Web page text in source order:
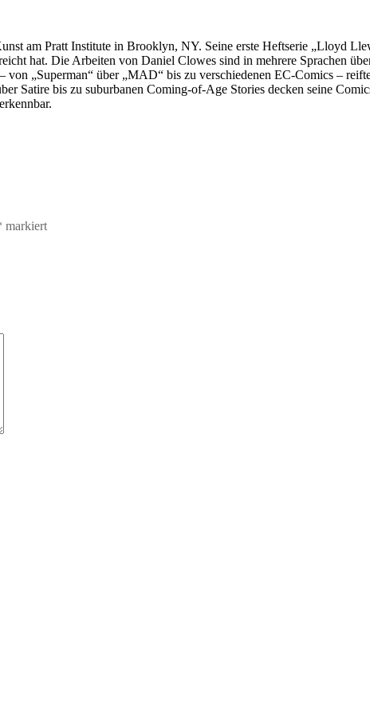
am Pratt Institute in Brooklyn, NY. Seine erste Heftserie „Lloyd
hat. Die Arbeiten von Daniel Clowes sind in mehrere Sprachen
„Superman“ über „MAD“ bis zu verschiedenen EC-Comics –
Satire bis zu suburbanen Coming-of-Age Stories decken seine
markiert